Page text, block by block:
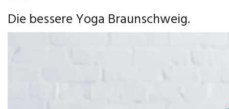
Die bessere Yoga Braunschweig.